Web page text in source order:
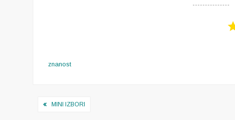
znanost
Navigacija
MINI IZBORI